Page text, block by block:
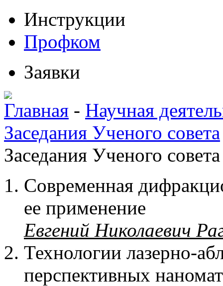
Инструкции
Профком
Заявки
Главная - Научная
Заседания Ученого совета
Заседания Ученого
Современная
ее применение
Евгений Николаевич
Технологии лазерно-
перспективных